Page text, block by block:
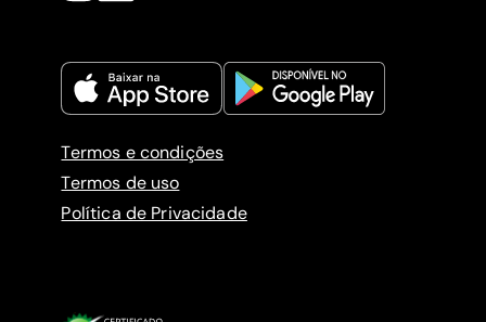
Termos e condições
Termos de uso
Política de Privacidade